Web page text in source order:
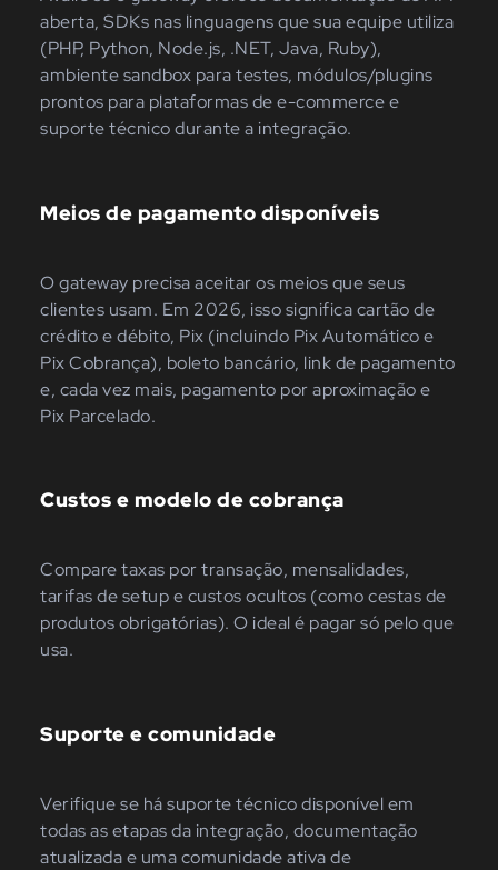
aberta, SDKs nas linguagens que sua equipe utiliza
(PHP, Python, Node.js, .NET, Java, Ruby),
ambiente sandbox para testes, módulos/plugins
prontos para plataformas de e-commerce e
suporte técnico durante a integração.
Meios de pagamento disponíveis
O gateway precisa aceitar os meios que seus
clientes usam. Em 2026, isso significa cartão de
crédito e débito, Pix (incluindo Pix Automático e
Pix Cobrança), boleto bancário, link de pagamento
e, cada vez mais, pagamento por aproximação e
Pix Parcelado.
Custos e modelo de cobrança
Compare taxas por transação, mensalidades,
tarifas de setup e custos ocultos (como cestas de
produtos obrigatórias). O ideal é pagar só pelo que
usa.
Suporte e comunidade
Verifique se há suporte técnico disponível em
todas as etapas da integração, documentação
atualizada e uma comunidade ativa de